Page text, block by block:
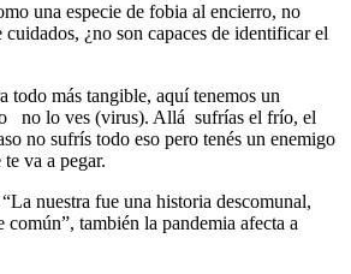
una especie de fobia al encierro, no
¿no son capaces de identificar el
todo más tangible, aquí tenemos un
no lo ves (virus). Allá sufrías el frío, el
no sufrís todo eso pero tenés un enemigo
va a pegar.
nuestra fue una historia descomunal,
común”, también la pandemia afecta a